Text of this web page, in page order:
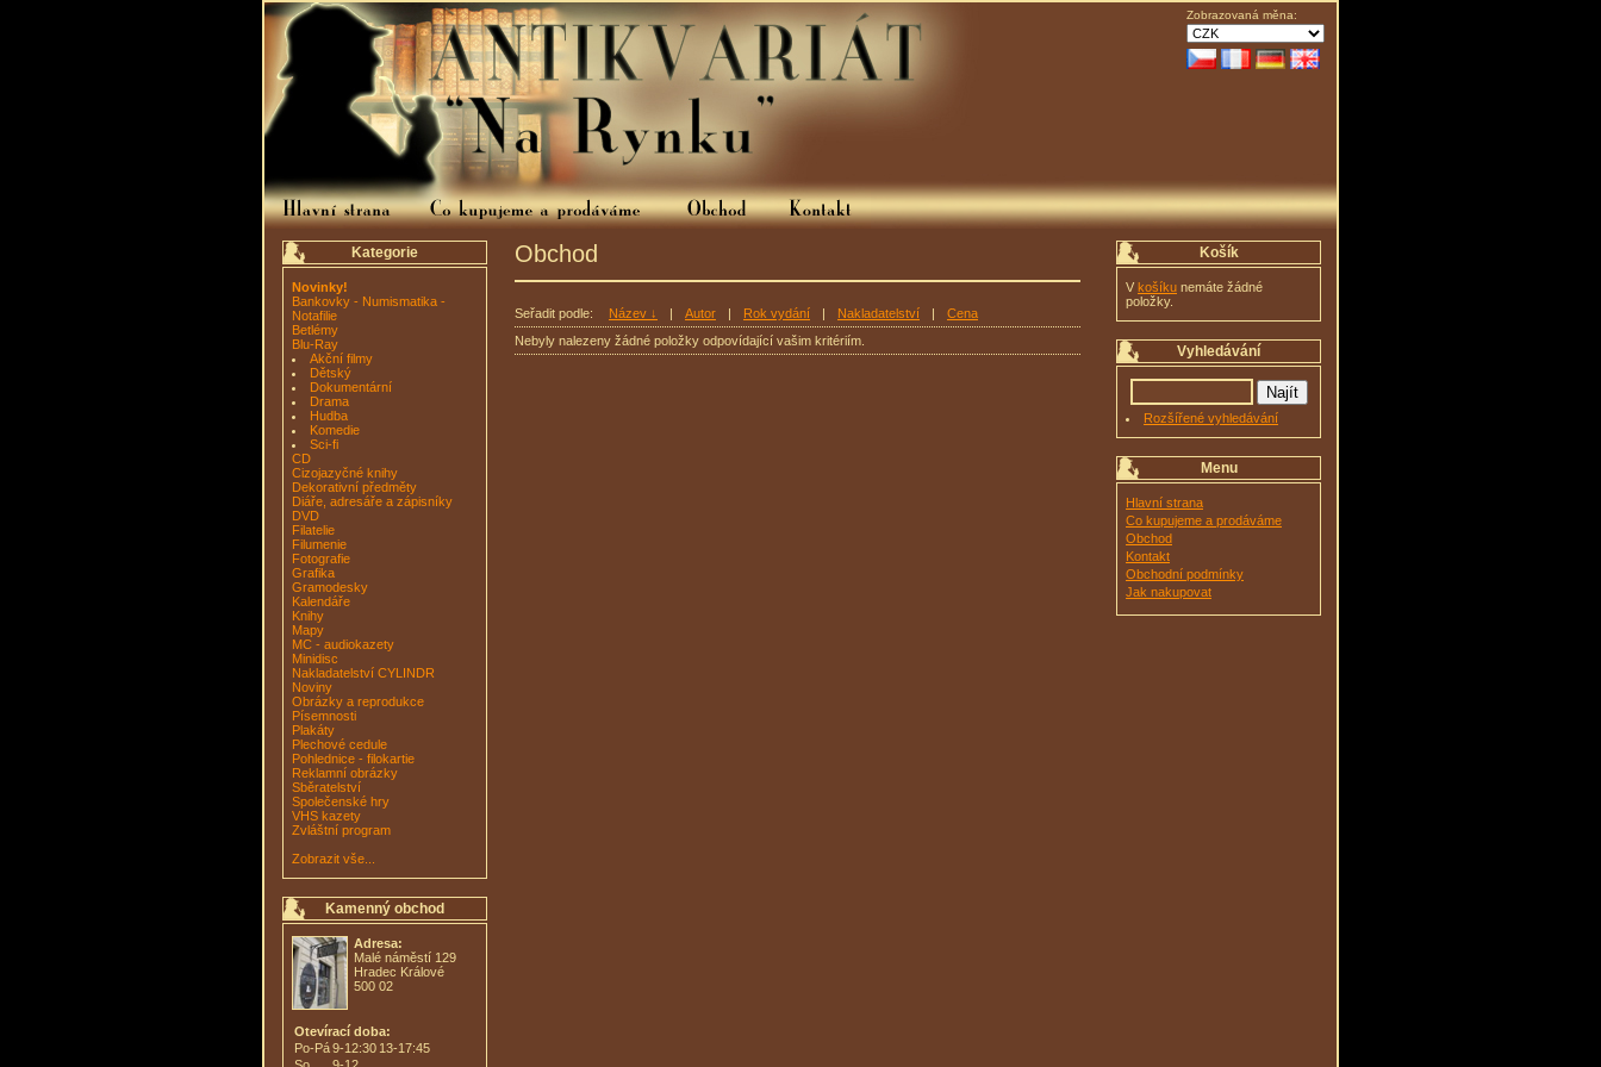
Zobrazovaná měna:
Kategorie
Novinky!
Bankovky - Numismatika -
Notafilie
Betlémy
Blu-Ray
Akční filmy
Dětský
Dokumentární
Drama
Hudba
Komedie
Sci-fi
CD
Cizojazyčné knihy
Dekorativní předměty
Diáře, adresáře a zápisníky
DVD
Filatelie
Filumenie
Fotografie
Grafika
Gramodesky
Kalendáře
Knihy
Mapy
MC - audiokazety
Minidisc
Nakladatelství CYLINDR
Noviny
Obrázky a reprodukce
Písemnosti
Plakáty
Plechové cedule
Pohlednice - filokartie
Reklamní obrázky
Sběratelství
Společenské hry
VHS kazety
Zvláštní program
Zobrazit vše...
Kamenný obchod
Adresa:
Malé náměstí 129
Hradec Králové
500 02
Otevírací doba:
Po-Pá9-12:30 13-17:45
Košík
V košíku nemáte žádné
položky.
Vyhledávání
Rozšířené vyhledávání
Menu
Hlavní strana
Co kupujeme a prodáváme
Obchod
Kontakt
Obchodní podmínky
Jak nakupovat
Obchod
Seřadit podle: Název ↓ | Autor | Rok vydání | Nakladatelství |
Cena
Nebyly nalezeny žádné položky odpovídající vašim kritériím.